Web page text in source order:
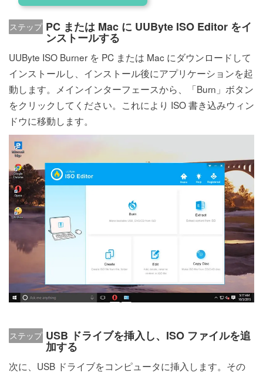
ステップ PC または Mac に UUByte ISO Editor をイ
ンストールする
UUByte ISO Burner を PC または Mac にダウンロードして
インストールし、インストール後にアプリケーションを起
動します。メインインターフェースから、「Burn」ボタン
をクリックしてください。これにより ISO 書き込みウィン
ドウに移動します。
ステップ USB ドライブを挿入し、ISO ファイルを追
加する
次に、USB ドライブをコンピュータに挿入します。その